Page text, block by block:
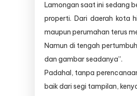
Lamongan saat ini sedang
properti. Dari daerah kota
maupun perumahan terus
Namun di tengah
dan gambar seadanya”.
Padahal, tanpa
baik dari segi tampilan,